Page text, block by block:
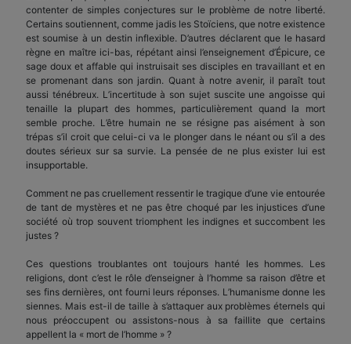
contenter de simples conjectures sur le problème de notre liberté.
Certains soutiennent, comme jadis les Stoïciens, que notre existence
est soumise à un destin inflexible. D’autres déclarent que le hasard
règne en maître ici-bas, répétant ainsi l’enseignement d’Épicure, ce
sage doux et affable qui instruisait ses disciples en travaillant et en
se promenant dans son jardin. Quant à notre avenir, il paraît tout
aussi ténébreux. L’incertitude à son sujet suscite une angoisse qui
tenaille la plupart des hommes, particulièrement quand la mort
semble proche. L’être humain ne se résigne pas aisément à son
trépas s’il croit que celui-ci va le plonger dans le néant ou s’il a des
doutes sérieux sur sa survie. La pensée de ne plus exister lui est
insupportable.
Comment ne pas cruellement ressentir le tragique d’une vie entourée
de tant de mystères et ne pas être choqué par les injustices d’une
société où trop souvent triomphent les indignes et succombent les
justes ?
Ces questions troublantes ont toujours hanté les hommes. Les
religions, dont c’est le rôle d’enseigner à l’homme sa raison d’être et
ses fins dernières, ont fourni leurs réponses. L’humanisme donne les
siennes. Mais est-il de taille à s’attaquer aux problèmes éternels qui
nous préoccupent ou assistons-nous à sa faillite que certains
appellent la « mort de l’homme » ?